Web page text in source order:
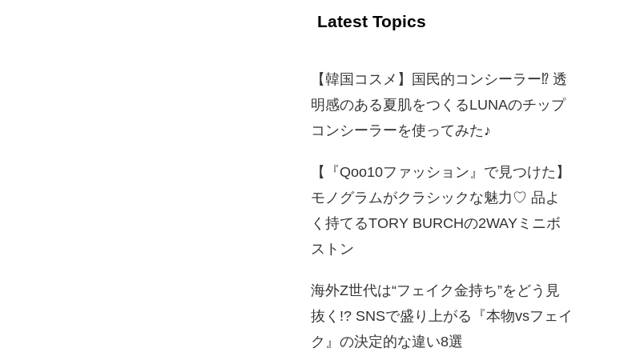
Latest Topics
【韓国コスメ】国民的コンシーラー⁉︎ 透
明感のある夏肌をつくるLUNAのチップ
コンシーラーを使ってみた♪
【『Qoo10ファッション』で見つけた】
モノグラムがクラシックな魅力♡ 品よ
く持てるTORY BURCHの2WAYミニボ
ストン
海外Z世代は“フェイク金持ち”をどう見
抜く!? SNSで盛り上がる『本物vsフェイ
ク』の決定的な違い8選